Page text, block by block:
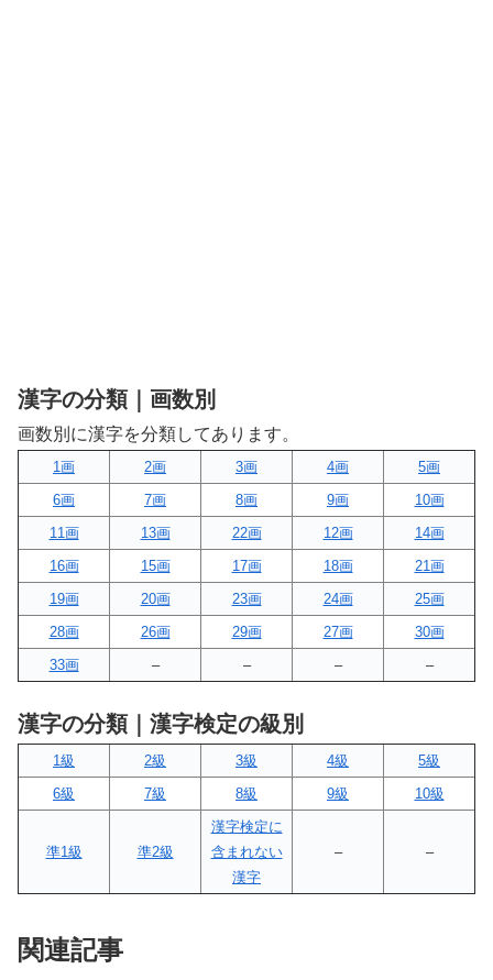
漢字の分類｜画数別
画数別に漢字を分類してあります。
1画 2画 3画 4画
5画
6画
7画 8画 9画
10画
11画
13画 22画 12画
14画
16画
15画 17画 18画
21画
19画
20画 23画 24画
25画
28画
26画 29画 27画
30画
33画
– – – –
漢字の分類｜漢字検定の級別
1級 2級 3級 4級
5級
6級
7級 8級 9級 10級
準1級 準2級
漢字検定に
含まれない
漢字
– –
関連記事